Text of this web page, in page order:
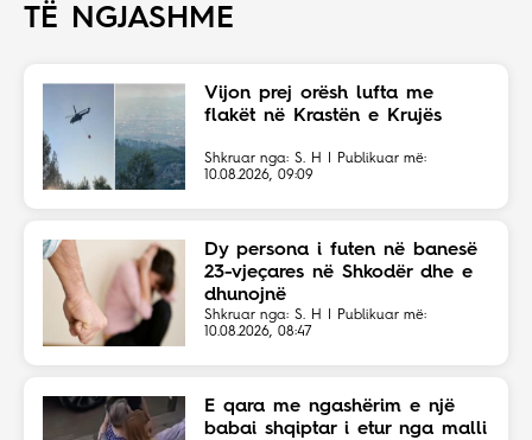
TË NGJASHME
Vijon prej orësh lufta me
flakët në Krastën e Krujës
Shkruar nga: S. H | Publikuar më:
10.08.2026, 09:09
Dy persona i futen në banesë
23-vjeçares në Shkodër dhe e
dhunojnë
Shkruar nga: S. H | Publikuar më:
10.08.2026, 08:47
E qara me ngashërim e një
babai shqiptar i etur nga malli